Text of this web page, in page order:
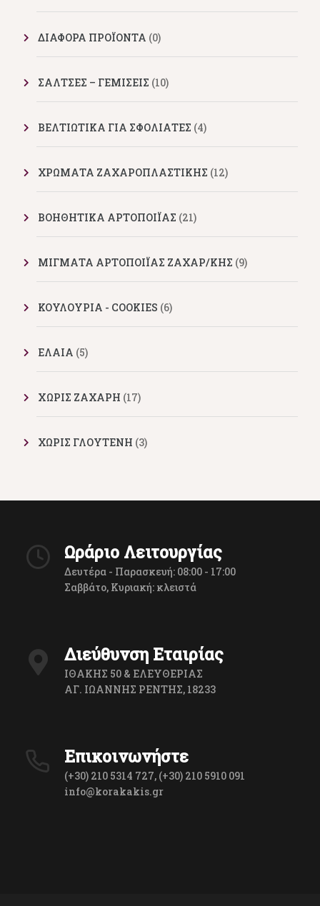
ΔΙΑΦΟΡΑ ΠΡΟΪΟΝΤΑ (0)
ΣΑΛΤΣΕΣ – ΓΕΜΙΣΕΙΣ (10)
ΒΕΛΤΙΩΤΙΚΑ ΓΙΑ ΣΦΟΛΙΑΤΕΣ (4)
ΧΡΩΜΑΤΑ ΖΑΧΑΡΟΠΛΑΣΤΙΚΗΣ (12)
ΒΟΗΘΗΤΙΚΑ ΑΡΤΟΠΟΙΪΑΣ (21)
ΜΙΓΜΑΤΑ ΑΡΤΟΠΟΙΪΑΣ ΖΑΧΑΡ/ΚΗΣ (9)
ΚΟΥΛΟΥΡΙΑ - COOKIES (6)
ΕΛΑΙΑ (5)
XΩΡΙΣ ΖΑΧΑΡΗ (17)
ΧΩΡΙΣ ΓΛΟΥΤΕΝΗ (3)
Ωράριο Λειτουργίας
Δευτέρα - Παρασκευή: 08:00 - 17:00
Σαββάτο, Κυριακή: κλειστά
Διεύθυνση Εταιρίας
ΙΘΑΚΗΣ 50 & ΕΛΕΥΘΕΡΙΑΣ
ΑΓ. ΙΩΑΝΝΗΣ ΡΕΝΤΗΣ, 18233
Επικοινωνήστε
(+30) 210 5314 727, (+30) 210 5910 091
info@korakakis.gr